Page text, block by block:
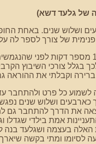
של גלעד דשא)
ושלוש שנים. באחת
פנימית של צורך לספר
בצוהרי יום הכיפורים של שנת 1973
בגלל צורכי השיבוץ
ברירה וקבלתי את
כל פרט ולהתחבר
ושלוש שנים
את הדרך להתחבר גם
אמת בילדי שגדלו
האלה בעצמה ושגלעד
לסיומו ומתי בקשה